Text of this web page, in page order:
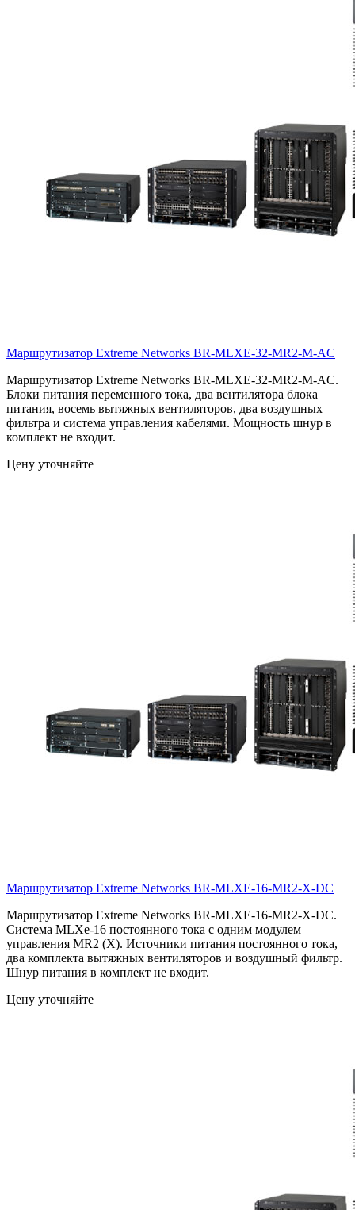
Маршрутизатор Extreme Networks BR-MLXE-32-MR2-M-AC
Маршрутизатор Extreme Networks BR-MLXE-32-MR2-M-AC.
Блоки питания переменного тока, два вентилятора блока
питания, восемь вытяжных вентиляторов, два воздушных
фильтра и система управления кабелями. Мощность шнур в
комплект не входит.
Цену уточняйте
Маршрутизатор Extreme Networks BR-MLXE-16-MR2-X-DC
Маршрутизатор Extreme Networks BR-MLXE-16-MR2-X-DC.
Система MLXe-16 постоянного тока с одним модулем
управления MR2 (X). Источники питания постоянного тока,
два комплекта вытяжных вентиляторов и воздушный фильтр.
Шнур питания в комплект не входит.
Цену уточняйте